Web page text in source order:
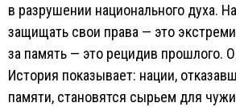
в разрушении национального духа.
защищать свои права — это
за память — это рецидив прошлого.
История показывает: нации,
памяти, становятся сырьем для